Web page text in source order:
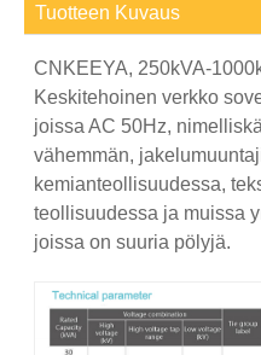
Tuotteen Kuvaus
CNKEEYA, 250kVA-
Keskitehoinen verkko
joissa AC 50Hz,
vähemmän,
kemianteollisuudessa,
teollisuudessa ja muissa
joissa on suuria pölyjä.